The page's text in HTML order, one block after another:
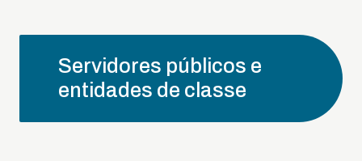
Servidores públicos e
entidades de classe